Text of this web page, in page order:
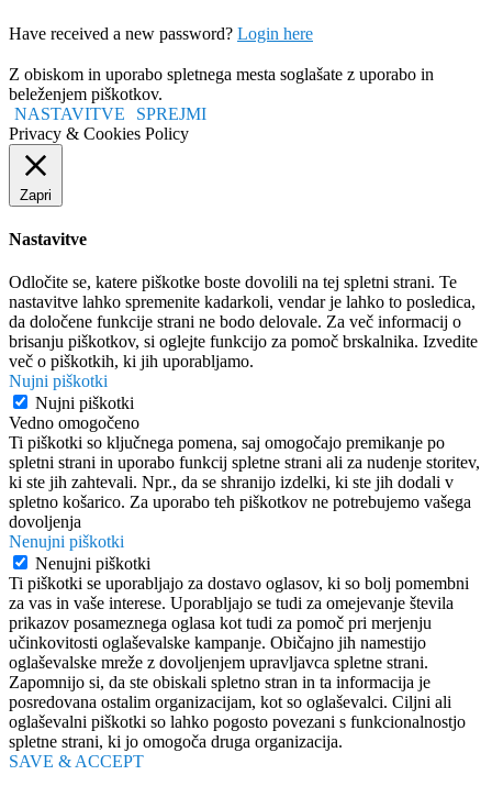
Have received a new password? Login here
Z obiskom in uporabo spletnega mesta soglašate z uporabo in
beleženjem piškotkov.
NASTAVITVE
SPREJMI
Privacy & Cookies Policy
Zapri
Nastavitve
Odločite se, katere piškotke boste dovolili na tej spletni strani. Te
nastavitve lahko spremenite kadarkoli, vendar je lahko to posledica,
da določene funkcije strani ne bodo delovale. Za več informacij o
brisanju piškotkov, si oglejte funkcijo za pomoč brskalnika. Izvedite
več o piškotkih, ki jih uporabljamo.
Nujni piškotki
Nujni piškotki
Vedno omogočeno
Ti piškotki so ključnega pomena, saj omogočajo premikanje po
spletni strani in uporabo funkcij spletne strani ali za nudenje storitev,
ki ste jih zahtevali. Npr., da se shranijo izdelki, ki ste jih dodali v
spletno košarico. Za uporabo teh piškotkov ne potrebujemo vašega
dovoljenja
Nenujni piškotki
Nenujni piškotki
Ti piškotki se uporabljajo za dostavo oglasov, ki so bolj pomembni
za vas in vaše interese. Uporabljajo se tudi za omejevanje števila
prikazov posameznega oglasa kot tudi za pomoč pri merjenju
učinkovitosti oglaševalske kampanje. Običajno jih namestijo
oglaševalske mreže z dovoljenjem upravljavca spletne strani.
Zapomnijo si, da ste obiskali spletno stran in ta informacija je
posredovana ostalim organizacijam, kot so oglaševalci. Ciljni ali
oglaševalni piškotki so lahko pogosto povezani s funkcionalnostjo
spletne strani, ki jo omogoča druga organizacija.
SAVE & ACCEPT